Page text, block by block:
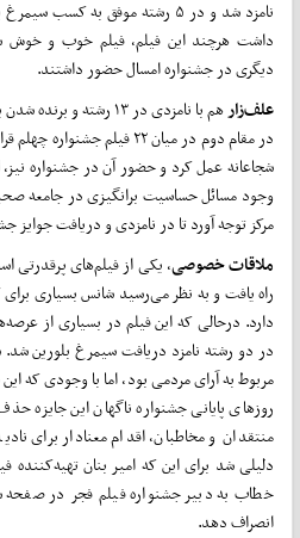
نامزد شد و در ۵ رشته موفق به کسب
داشت هرچند این فیلم، فیلم خوب و خوش
دیگری در جشنواره امسال حضور داشتند.
علف‌زار
در مقام دوم در میان ۲۲ فیلم
شجاعانه عمل کرد و حضور آن در جشنواره نیز،
وجود مسائل حساسیت برانگیزی در جامعه
مرکز توجه آورد تا در نامزدی و دریافت جوایز
ملاقاتخصوصی، یکی از فیلم‌های پرقدرتی
راه یافت و به نظر می‌رسید شانس بسیاری
دارد. درحالی که این فیلم در بسیاری از
در دو رشته نامزد دریافت سیمرغ بلورین
مربوط به آرای مردمی بود، اما با وجودی که
روزهای پایانی جشنواره ناگهان این جایزه
منتقدان و مخاطبان، اقدام معنادار برای
خطاب به دبیر جشنواره فیلم فجر در صفحه
انصراف دهد.